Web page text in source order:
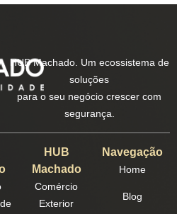
HUB Machado. Um ecossistema de
soluções
para o seu negócio crescer com
segurança.
HUB
Machado
Comércio
Exterior
Navegação
Home
Blog